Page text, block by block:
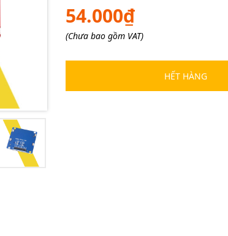
54.000₫
(Chưa bao gồm VAT)
HẾT HÀNG